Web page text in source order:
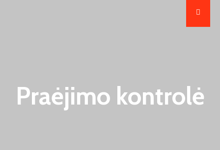
Praėjimo kontrolė